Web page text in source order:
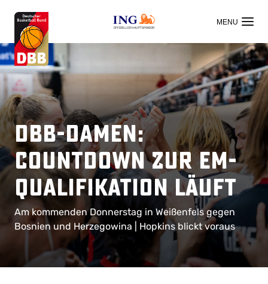
OFFIZIELLER HAUPTSPONSOR
DBB-Damen:
Countdown zur EM-
Qualifikation läuft
Am kommenden Donnerstag in Weißenfels gegen
Bosnien und Herzegowina | Hopkins blickt voraus